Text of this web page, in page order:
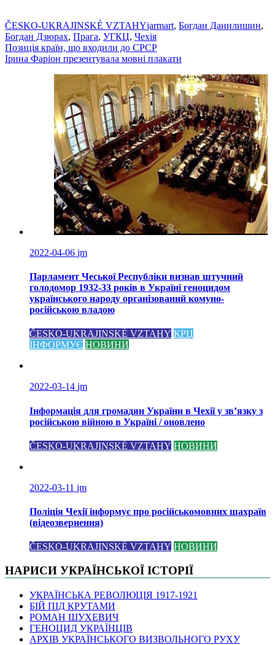
ČESKO-UKRAJINSKÉ VZTAHYjarmart, Богдан Данилишин,
Богдан Дзюрах, Прага, УГКЦ, Чехія
Навігація
записів
Позиція країн, що входили до СРСР
Ірина Фаріон презентувала мовні плакати
2022-04-06 jm
Парламент Чеської Республіки визнав штучний
голодомор 1932-33 років в Україні геноцидом
українського народу організований комуно-
російською владою
ČESKO-UKRAJINSKÉ VZTAHY КРЦ
ІНФОРМУЄ НОВИНИ
2022-03-14 jm
Інформація для громадян України в Чехії у зв’язку з
російською війною в Україні / оновлено
ČESKO-UKRAJINSKÉ VZTAHY НОВИНИ
2022-03-11 jm
Поліція Чехії інформує про російськомовних шахраїв
(відеозвернення)
ČESKO-UKRAJINSKÉ VZTAHY НОВИНИ
НАРИСИ УКРАЇНСЬКОЇ ІСТОРІЇ
УКРАЇНСЬКА РЕВОЛЮЦІЯ 1917-1921
БІЙ ПІД КРУТАМИ
РОМАН ШУХЕВИЧ
ГЕНОЦИД УКРАЇНЦІВ
АРХІВ УКРАЇНСЬКОГО ВИЗВОЛЬНОГО РУХУ